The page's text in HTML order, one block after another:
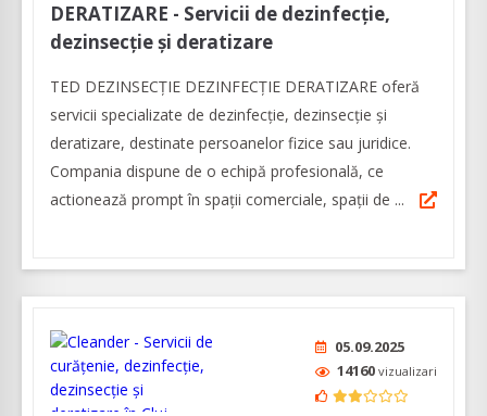
DERATIZARE - Servicii de dezinfecție,
dezinsecție și deratizare
TED DEZINSECŢIE DEZINFECŢIE DERATIZARE oferă
servicii specializate de dezinfecție, dezinsecție și
deratizare, destinate persoanelor fizice sau juridice.
Compania dispune de o echipă profesională, ce
actionează prompt în spații comerciale, spații de ...
05.09.2025
14160 vizualizari